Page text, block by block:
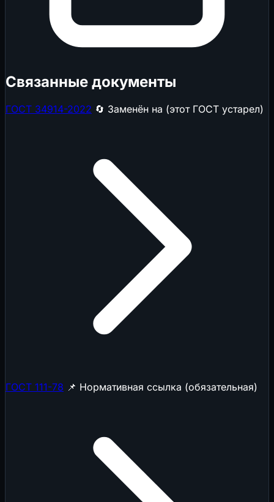
Связанные документы
ГОСТ 34914-2022 🔄 Заменён на (этот ГОСТ устарел)
ГОСТ 111-78 📌 Нормативная ссылка (обязательная)